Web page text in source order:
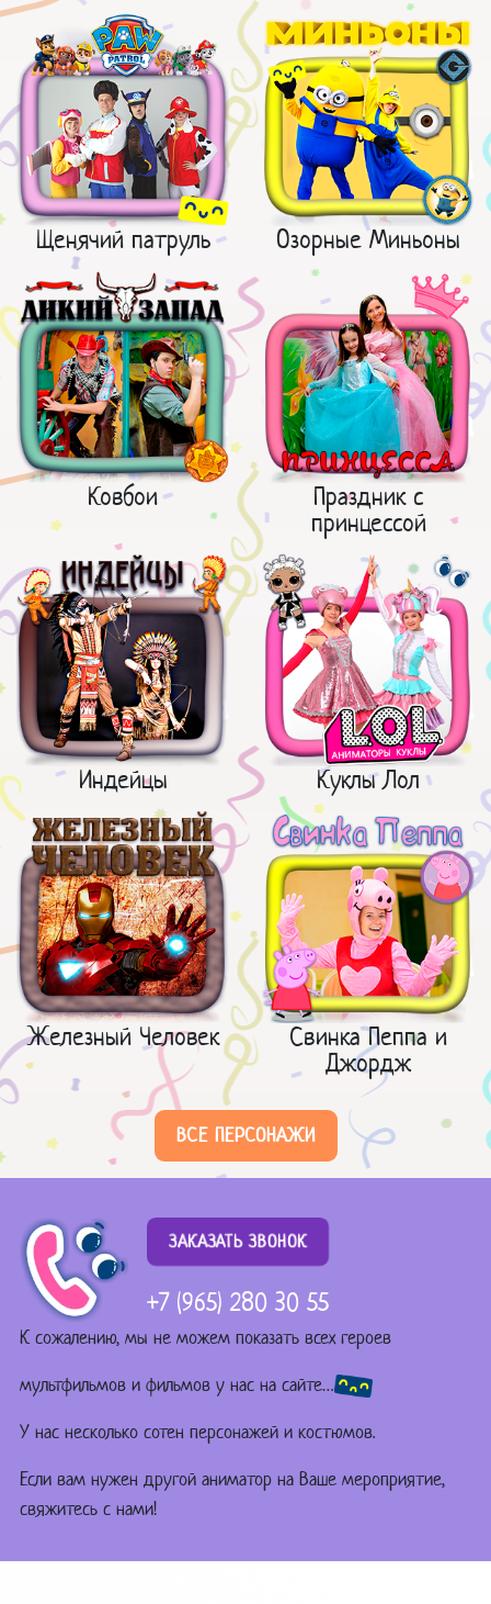
Щенячий патруль Озорные Миньоны
Ковбои
Праздник с
принцессой
Индейцы Куклы Лол
Железный Человек
Свинка Пеппа и
Джордж
ВСЕ ПЕРСОНАЖИ
ЗАКАЗАТЬ ЗВОНОК
+7 (965) 280 30 55
К сожалению, мы не можем показать всех героев
мультфильмов и фильмов у нас на сайте…
У нас несколько сотен персонажей и костюмов.
Если вам нужен другой аниматор на Ваше мероприятие,
свяжитесь с нами!